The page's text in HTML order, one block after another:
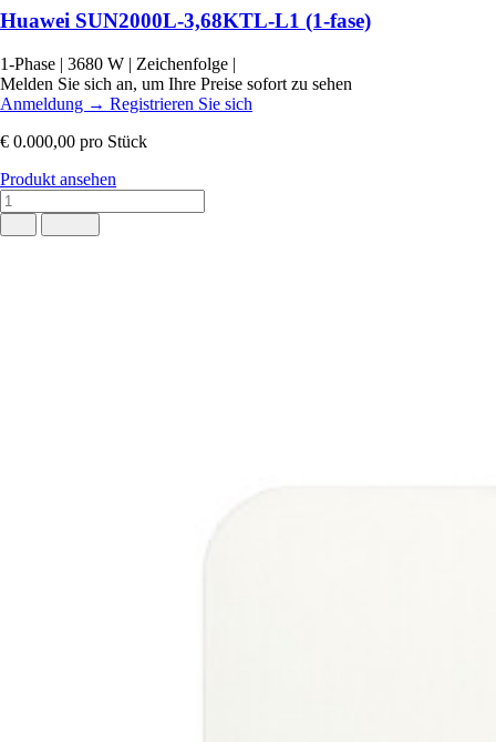
Huawei SUN2000L-3,68KTL-L1 (1-fase)
1-Phase | 3680 W | Zeichenfolge |
Melden Sie sich an, um Ihre Preise sofort zu sehen
Anmeldung → Registrieren Sie sich
€ 0.000,00 pro Stück
Produkt ansehen